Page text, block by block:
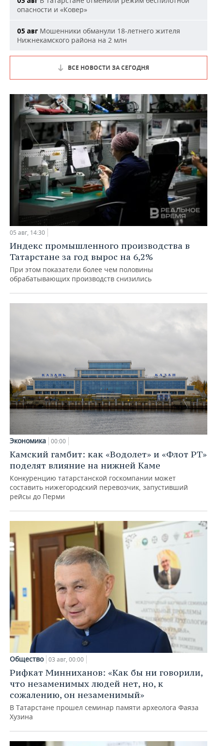
опасности и «Ковер»
05 авг Мошенники обманули 18-летнего жителя
Нижнекамского района на 2 млн
ВСЕ НОВОСТИ ЗА СЕГОДНЯ
05 авг, 14:30
Индекс промышленного производства в
Татарстане за год вырос на 6,2%
При этом показатели более чем половины
обрабатывающих производств снизились
Экономика 00:00
Камский гамбит: как «Водолет» и «Флот РТ»
поделят влияние на нижней Каме
Конкуренцию татарстанской госкомпании может
составить нижегородский перевозчик, запустивший
рейсы до Перми
Общество 03 авг, 00:00
Рифкат Минниханов: «Как бы ни говорили,
что незаменимых людей нет, но, к
сожалению, он незаменимый»
В Татарстане прошел семинар памяти археолога Фаяза
Хузина